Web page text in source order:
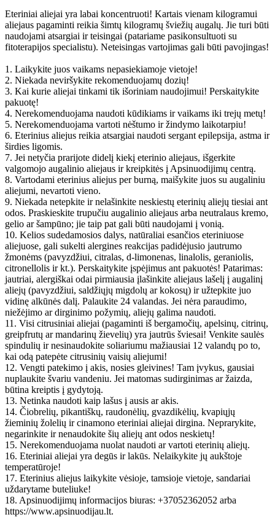
Eteriniai aliejai yra labai koncentruoti! Kartais vienam kilogramui
aliejaus pagaminti reikia šimtų kilogramų šviežių augalų. Jie turi būti
naudojami atsargiai ir teisingai (patariame pasikonsultuoti su
fitoterapijos specialistu). Neteisingas vartojimas gali būti pavojingas!
1. Laikykite juos vaikams nepasiekiamoje vietoje!
2. Niekada neviršykite rekomenduojamų dozių!
3. Kai kurie aliejai tinkami tik išoriniam naudojimui! Perskaitykite
pakuotę!
4. Nerekomenduojama naudoti kūdikiams ir vaikams iki trejų metų!
5. Nerekomenduojama vartoti nėštumo ir žindymo laikotarpiu!
6. Eterinius aliejus reikia atsargiai naudoti sergant epilepsija, astma ir
širdies ligomis.
7. Jei netyčia prarijote didelį kiekį eterinio aliejaus, išgerkite
valgomojo augalinio aliejaus ir kreipkitės į Apsinuodijimų centrą.
8. Vartodami eterinius aliejus per burną, maišykite juos su augaliniu
aliejumi, nevartoti vieno.
9. Niekada netepkite ir nelašinkite neskiestų eterinių aliejų tiesiai ant
odos. Praskieskite trupučiu augalinio aliejaus arba neutralaus kremo,
gelio ar šampūno; jie taip pat gali būti naudojami į vonią.
10. Kelios sudedamosios dalys, natūraliai esančios eteriniuose
aliejuose, gali sukelti alergines reakcijas padidėjusio jautrumo
žmonėms (pavyzdžiui, citralas, d-limonenas, linalolis, geraniolis,
citronellolis ir kt.). Perskaitykite įspėjimus ant pakuotės! Patarimas:
jautriai, alergiškai odai pirmiausia įlašinkite aliejaus lašelį į augalinį
aliejų (pavyzdžiui, saldžiųjų migdolų ar kokosų) ir užtepkite juo
vidinę alkūnės dalį. Palaukite 24 valandas. Jei nėra paraudimo,
niežėjimo ar dirginimo požymių, aliejų galima naudoti.
11. Visi citrusiniai aliejai (pagaminti iš bergamočių, apelsinų, citrinų,
greipfrutų ar mandarinų žievelių) yra jautrūs šviesai! Venkite saulės
spindulių ir nesinaudokite soliariumu mažiausiai 12 valandų po to,
kai odą patepėte citrusinių vaisių aliejumi!
12. Vengti patekimo į akis, nosies gleivines! Tam įvykus, gausiai
nuplaukite švariu vandeniu. Jei matomas sudirginimas ar žaizda,
būtina kreiptis į gydytoją.
13. Netinka naudoti kaip lašus į ausis ar akis.
14. Čiobrelių, pikantiškų, raudonėlių, gvazdikėlių, kvapiųjų
žieminių žolelių ir cinamono eteriniai aliejai dirgina. Neprarykite,
negarinkite ir nenaudokite šių aliejų ant odos neskietų!
15. Nerekomenduojama nuolat naudoti ar vartoti eterinių aliejų.
16. Eteriniai aliejai yra degūs ir lakūs. Nelaikykite jų aukštoje
temperatūroje!
17. Eterinius aliejus laikykite vėsioje, tamsioje vietoje, sandariai
uždarytame buteliuke!
18. Apsinuodijimų informacijos biuras: +37052362052 arba
https://www.apsinuodijau.lt.